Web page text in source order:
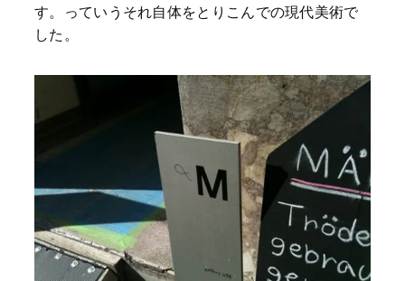
す。っていうそれ自体をとりこんでの現代美術で
した。